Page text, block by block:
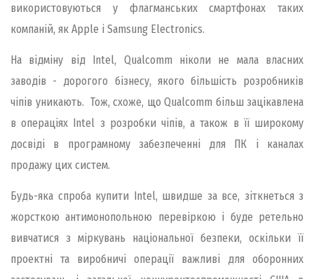
використовуються у флагманських смартфонах таких
компаній, як Apple і Samsung Electronics.
На відміну від Intel, Qualcomm ніколи не мала власних
заводів - дорогого бізнесу, якого більшість розробників
чіпів уникають. Тож, схоже, що Qualcomm більш зацікавлена
в операціях Intel з розробки чіпів, а також в її широкому
досвіді в програмному забезпеченні для ПК і каналах
продажу цих систем.
Будь-яка спроба купити Intel, швидше за все, зіткнеться з
жорсткою антимонопольною перевіркою і буде ретельно
вивчатися з міркувань національної безпеки, оскільки її
проектні та виробничі операції важливі для оборонних